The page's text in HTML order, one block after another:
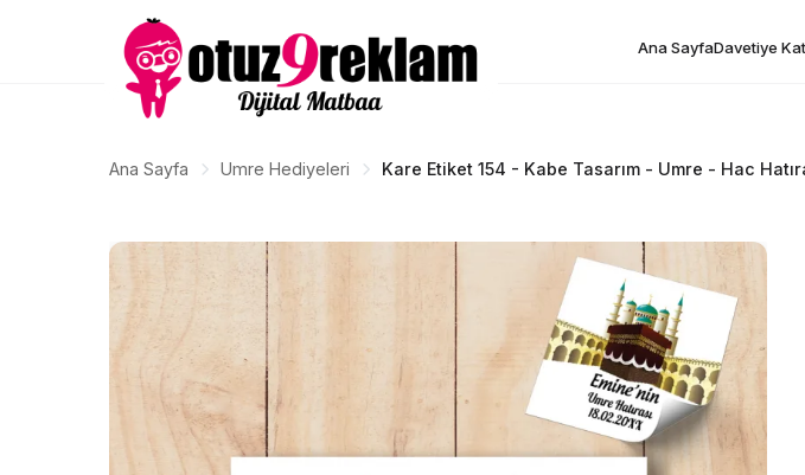
Ana SayfaDavetiye
Ana Sayfa Umre Hediyeleri Kare Etiket 154 - Kabe Tasarım - Umre - Hac